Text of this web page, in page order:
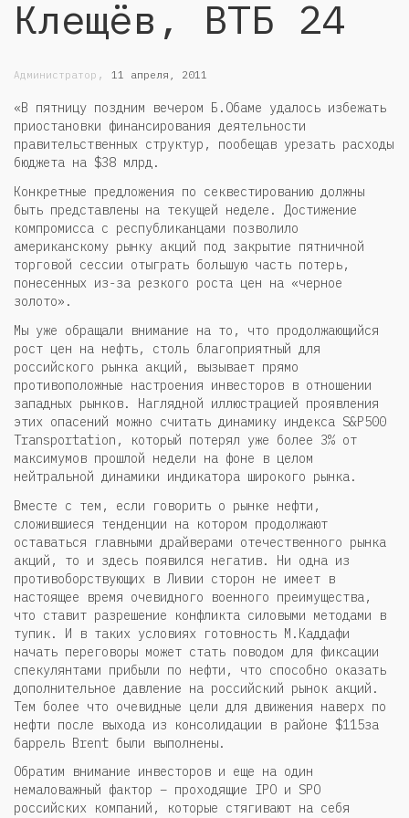
Клещёв, ВТБ 24
Администратор , 11 апреля, 2011
«В пятницу поздним вечером Б.Обаме удалось избежать
приостановки финансирования деятельности
правительственных структур, пообещав урезать расходы
бюджета на $38 млрд.
Конкретные предложения по секвестированию должны
быть представлены на текущей неделе. Достижение
компромисса с республиканцами позволило
американскому рынку акций под закрытие пятничной
торговой сессии отыграть большую часть потерь,
понесенных из-за резкого роста цен на «черное
золото».
Мы уже обращали внимание на то, что продолжающийся
рост цен на нефть, столь благоприятный для
российского рынка акций, вызывает прямо
противоположные настроения инвесторов в отношении
западных рынков. Наглядной иллюстрацией проявления
этих опасений можно считать динамику индекса S&P500
Transportation, который потерял уже более 3% от
максимумов прошлой недели на фоне в целом
нейтральной динамики индикатора широкого рынка.
Вместе с тем, если говорить о рынке нефти,
сложившиеся тенденции на котором продолжают
оставаться главными драйверами отечественного рынка
акций, то и здесь появился негатив. Ни одна из
противоборствующих в Ливии сторон не имеет в
настоящее время очевидного военного преимущества,
что ставит разрешение конфликта силовыми методами в
тупик. И в таких условиях готовность М.Каддафи
начать переговоры может стать поводом для фиксации
спекулянтами прибыли по нефти, что способно оказать
дополнительное давление на российский рынок акций.
Тем более что очевидные цели для движения наверх по
нефти после выхода из консолидации в районе $115за
баррель Brent были выполнены.
Обратим внимание инвесторов и еще на один
немаловажный фактор – проходящие IPO и SPO
российских компаний, которые стягивают на себя